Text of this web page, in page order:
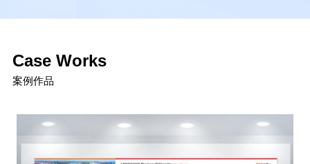
Case Works
案例作品